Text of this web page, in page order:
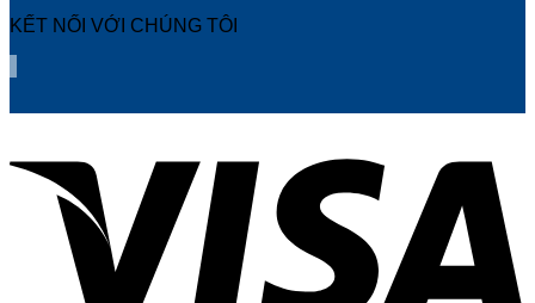
KẾT NỐI VỚI CHÚNG TÔI